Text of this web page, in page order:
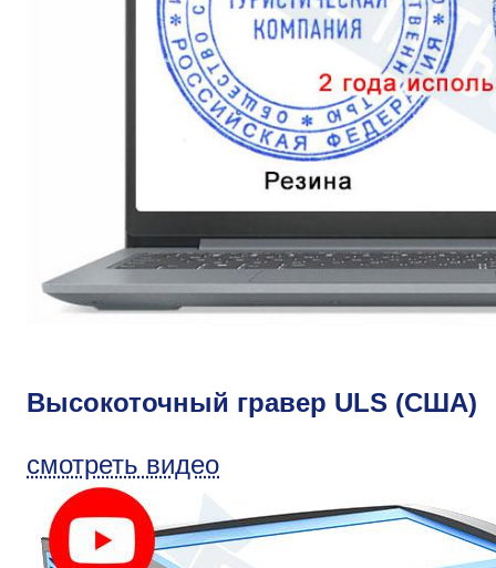
Высокоточный гравер ULS (США)
смотреть видео